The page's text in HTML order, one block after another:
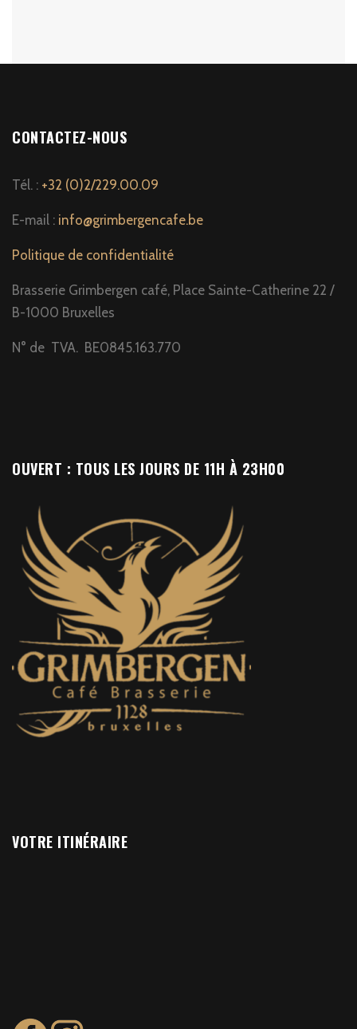
CONTACTEZ-NOUS
Tél. : +32 (0)2/229.00.09
E-mail : info@grimbergencafe.be
Politique de confidentialité
Brasserie Grimbergen café, Place Sainte-Catherine 22 /
B-1000 Bruxelles
N° de TVA. BE0845.163.770
OUVERT : TOUS LES JOURS DE 11H À 23H00
VOTRE ITINÉRAIRE